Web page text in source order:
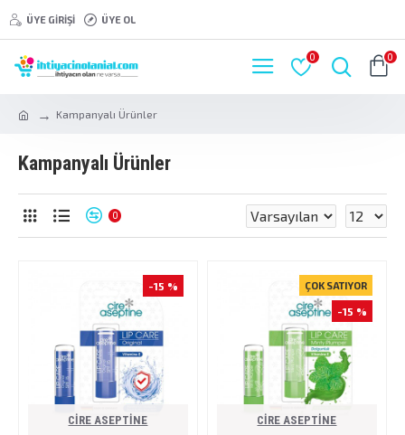
ÜYE GIRIŞI ÜYE OL
0 0
Kampanyalı Ürünler
Kampanyalı Ürünler
0
-15 %
CİRE ASEPTİNE
ÇOK SATIYOR
-15 %
CİRE ASEPTİNE